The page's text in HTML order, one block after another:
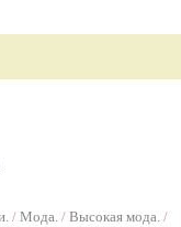
/ Мода. / Высокая мода. /